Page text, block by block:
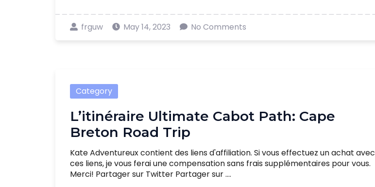
frguw May 14, 2023 No Comments
Category
L’itinéraire Ultimate Cabot Path: Cape
Breton Road Trip
Kate Adventureux contient des liens d'affiliation. Si vous effectuez un achat avec
ces liens, je vous ferai une compensation sans frais supplémentaires pour vous.
Merci! Partager sur Twitter Partager sur ....